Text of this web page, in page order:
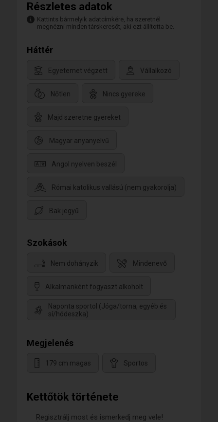
Kettőtök története
Regisztrálj most és ismerkedj meg vele!
Részletes adatok
Kattints bármelyik adatcímkére, ha szeretnél
megnézni minden társkeresőt, aki ezt állította be.
Háttér
Egyetemet végzett Vállalkozó
Nőtlen Nincs gyereke
Majd szeretne gyereket
Magyar anyanyelvű
Angol nyelven beszél
Római katolikus vallású (nem gyakorolja)
Bak jegyű
Szokások
Nem dohányzik Mindenevő
Alkalmanként fogyaszt alkoholt
Naponta sportol (Jóga/torna, egyéb és
sí/hódeszka)
Megjelenés
179 cm magas Sportos